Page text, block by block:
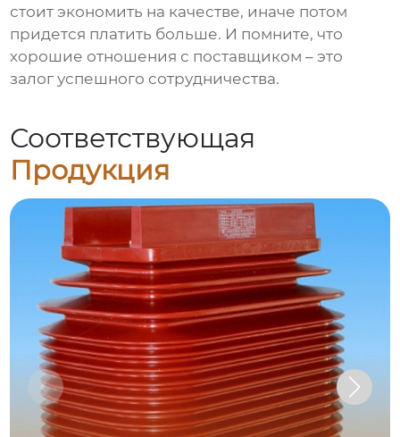
стоит экономить на качестве, иначе потом
придется платить больше. И помните, что
хорошие отношения с поставщиком – это
залог успешного сотрудничества.
Соответствующая
Продукция